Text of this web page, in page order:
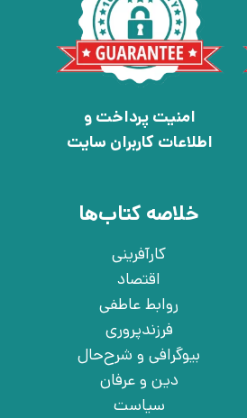
امنیت پرداخت و
اطلاعات کاربران سایت
خلاصه کتاب‌ها
کارآفرینی
اقتصاد
روابط عاطفی
فرزندپروری
بیوگرافی و شرح‌حال
دین و عرفان
سیاست